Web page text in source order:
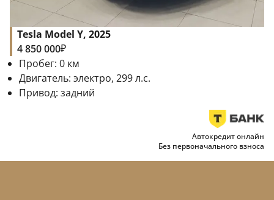
Tesla Model Y, 2025
4 850 000₽
Пробег: 0 км
Двигатель: электро, 299 л.с.
Привод: задний
Автокредит онлайн
Без первоначального взноса